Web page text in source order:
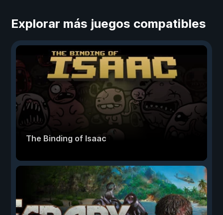
Explorar más juegos compatibles
The Binding of Isaac